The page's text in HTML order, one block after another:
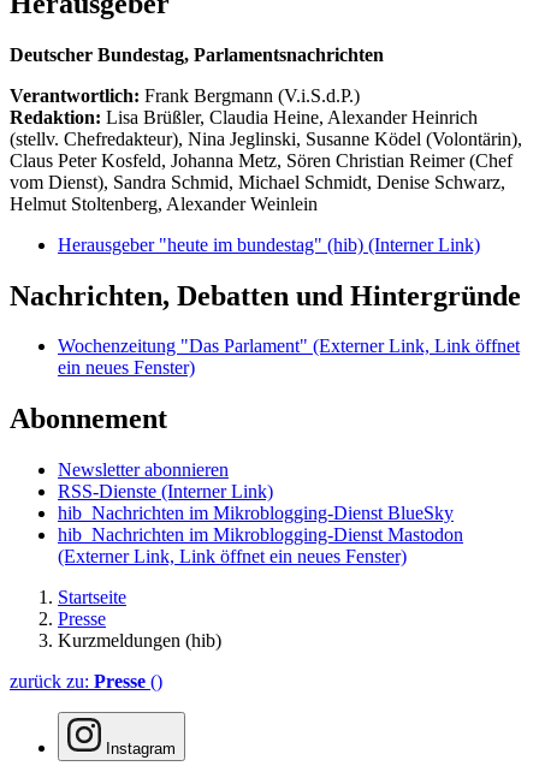
Deutscher Bundestag, Parlamentsnachrichten
Verantwortlich: Frank Bergmann (V.i.S.d.P.)
Redaktion: Lisa Brüßler, Claudia Heine, Alexander Heinrich
(stellv. Chefredakteur), Nina Jeglinski, Susanne Ködel (Volontärin),
Claus Peter Kosfeld, Johanna Metz, Sören Christian Reimer (Chef
vom Dienst), Sandra Schmid, Michael Schmidt, Denise Schwarz,
Helmut Stoltenberg, Alexander Weinlein
Herausgeber "heute im bundestag" (hib) (Interner Link)
Nachrichten, Debatten und Hintergründe
Wochenzeitung "Das Parlament" (Externer Link, Link öffnet
ein neues Fenster)
Abonnement
Newsletter abonnieren
RSS-Dienste (Interner Link)
hib_Nachrichten im Mikroblogging-Dienst BlueSky
hib_Nachrichten im Mikroblogging-Dienst Mastodon
(Externer Link, Link öffnet ein neues Fenster)
Startseite
Presse
Kurzmeldungen (hib)
zurück zu: Presse ()
Instagram